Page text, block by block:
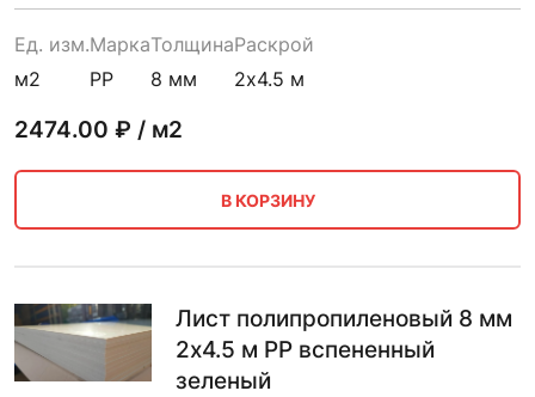
Ед. изм.
м2
Марка
PP
Толщина
8 мм
Раскрой
2х4.5 м
2474.00 ₽ / м2
В КОРЗИНУ
Лист полипропиленовый 8 мм
2х4.5 м PP вспененный
зеленый